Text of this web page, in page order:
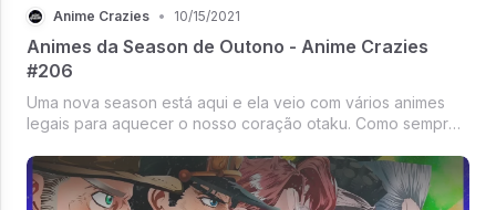
Anime Crazies • 10/15/2021
Animes da Season de Outono - Anime Crazies
#206
Uma nova season está aqui e ela veio com vários animes
legais para aquecer o nosso coração otaku. Como sempre,
podcast enorme falando sobre animes que ainda não
assistimos, escuta aí!